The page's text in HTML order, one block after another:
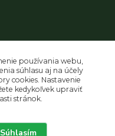
používania webu,
súhlasu aj na účely
cookies. Nastavenie
kedykoľvek upraviť
stránok.
Súhlasím